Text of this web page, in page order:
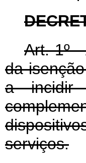
Art. 1º
da
a incidir
serviços.